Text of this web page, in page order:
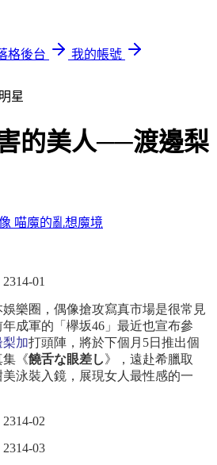
格後台
我的帳號
星
的美人──渡邊梨
喵魔的亂想魔境
娛樂圈，偶像搶攻寫真市場是很常見
成軍的「欅坂46 」最近也宣布參
梨加打頭陣，將於下個月 5日推出個
集《饒舌な眼差し》，遠赴希臘取
泳裝入鏡，展現女人最性感的一